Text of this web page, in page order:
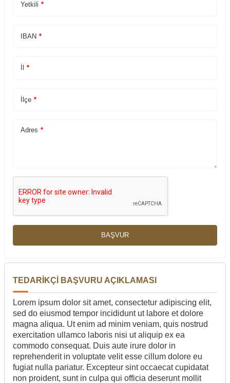
TEDARİKÇİ BAŞVURU AÇIKLAMASI
Lorem ipsum dolor sit amet, consectetur adipiscing elit,
sed do eiusmod tempor incididunt ut labore et dolore
magna aliqua. Ut enim ad minim veniam, quis nostrud
exercitation ullamco laboris nisi ut aliquip ex ea
commodo consequat. Duis aute irure dolor in
reprehenderit in voluptate velit esse cillum dolore eu
fugiat nulla pariatur. Excepteur sint occaecat cupidatat
non proident, sunt in culpa qui officia deserunt mollit
Yetkili *
IBAN *
*
İlçe *
Adres *
BAŞVUR